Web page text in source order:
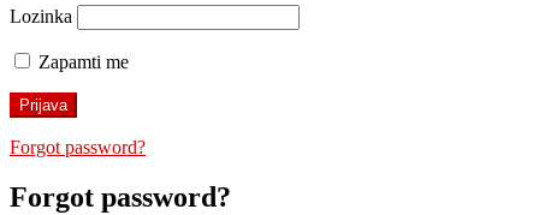
Lozinka
Zapamti me
Forgot password?
Forgot password?